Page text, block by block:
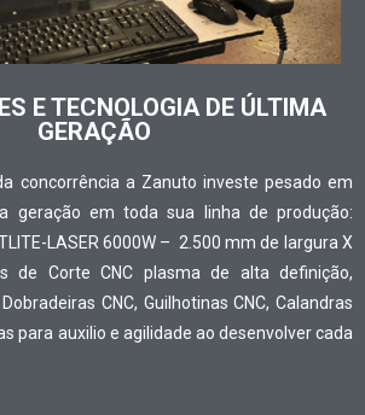
E TECNOLOGIA DE ÚLTIMA
GERAÇÃO
concorrência a Zanuto investe pesado em
geração em toda sua linha de produção:
LASER 6000W – 2.500 mm de largura X
de Corte CNC plasma de alta definição,
CNC, Guilhotinas CNC, Calandras
para auxilio e agilidade ao desenvolver cada